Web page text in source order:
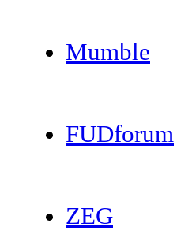
Mumble
FUDforum
ZEG